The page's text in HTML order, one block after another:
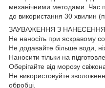
механічними методами. Час
до використання 30 хвилин
ЗАУВАЖЕННЯ З
Не наносіть при яскравому
Не додавайте більше води,
Наносити тільки на
Оберігайте від морозу
Не використовуйте
обробці.